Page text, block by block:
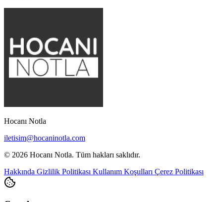
Hocanı Notla
iletisim@hocaninotla.com
© 2026 Hocanı Notla. Tüm hakları saklıdır.
Hakkında Gizlilik Politikası Kullanım Koşulları Çerez Politikası